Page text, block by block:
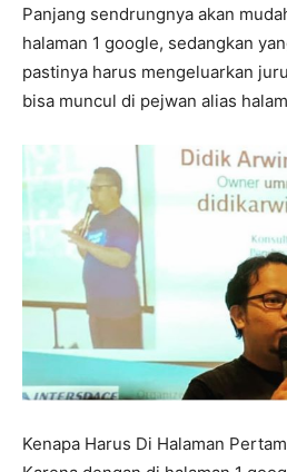
Panjang sendrungnya akan
halaman 1 google, sedangkan
pastinya harus mengeluarkan
bisa muncul di pejwan alias
Kenapa Harus Di Halaman